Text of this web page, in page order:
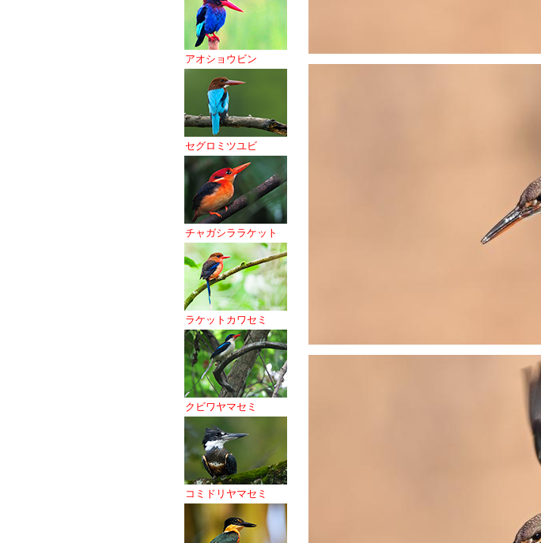
アオショウビン
セグロミツユビ
チャガシララケット
ラケットカワセミ
クビワヤマセミ
コミドリヤマセミ